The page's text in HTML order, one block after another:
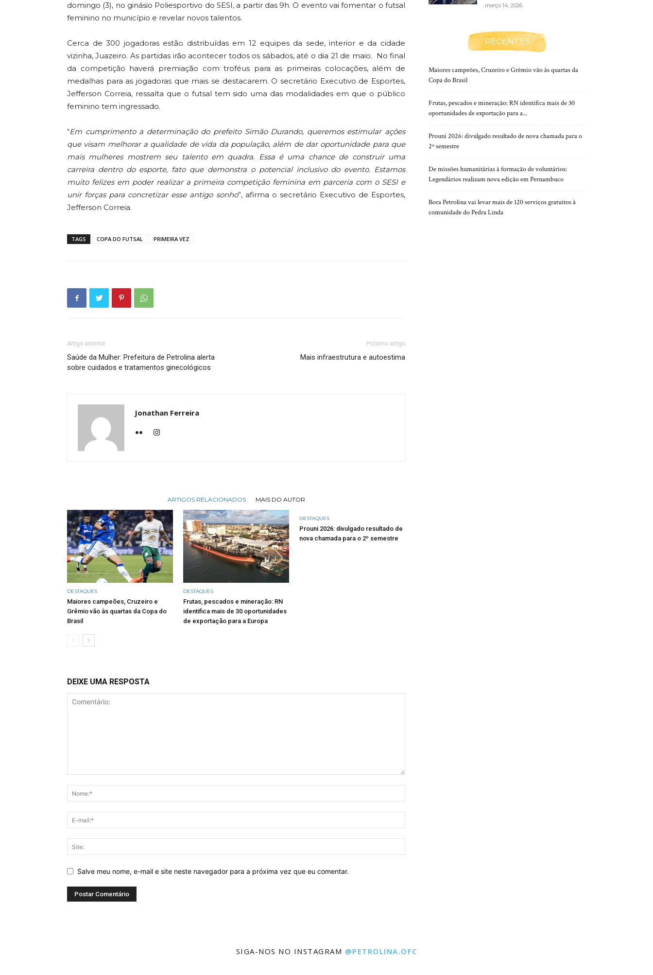
domingo (3), no ginásio Poliesportivo do SESI, a partir das 9h. O evento vai fomentar o futsal
feminino no município e revelar novos talentos.
Cerca de 300 jogadoras estão distribuídas em 12 equipes da sede, interior e da cidade
vizinha, Juazeiro. As partidas irão acontecer todos os sábados, até o dia 21 de maio. No final
da competição haverá premiação com troféus para as primeiras colocações, além de
medalhas para as jogadoras que mais se destacarem. O secretário Executivo de Esportes,
Jefferson Correia, ressalta que o futsal tem sido uma das modalidades em que o público
feminino tem ingressado.
“Em cumprimento a determinação do prefeito Simão Durando, queremos estimular ações
que visam melhorar a qualidade de vida da população, além de dar oportunidade para que
mais mulheres mostrem seu talento em quadra. Essa é uma chance de construir uma
carreira dentro do esporte, fato que demonstra o potencial inclusivo do evento. Estamos
muito felizes em poder realizar a primeira competição feminina em parceria com o SESI e
unir forças para concretizar esse antigo sonho”, afirma o secretário Executivo de Esportes,
Jefferson Correia.
TAGS COPA DO FUTSAL PRIMEIRA VEZ
Artigo anterior
Saúde da Mulher: Prefeitura de Petrolina alerta
sobre cuidados e tratamentos ginecológicos
Próximo artigo
Mais infraestrutura e autoestima
Jonathan Ferreira
ARTIGOS RELACIONADOS MAIS DO AUTOR
DESTAQUES
Maiores campeões, Cruzeiro e
Grêmio vão às quartas da Copa do
Brasil
DESTAQUES
Frutas, pescados e mineração: RN
identifica mais de 30 oportunidades
de exportação para a Europa
DESTAQUES
Prouni 2026: divulgado resultado de
nova chamada para o 2º semestre
DEIXE UMA RESPOSTA
Salve meu nome, e-mail e site neste navegador para a próxima vez que eu comentar.
março 14, 2026
RECENTES
Maiores campeões, Cruzeiro e Grêmio vão às quartas da
Copa do Brasil
Frutas, pescados e mineração: RN identifica mais de 30
oportunidades de exportação para a...
Prouni 2026: divulgado resultado de nova chamada para o
2º semestre
De missões humanitárias à formação de voluntários:
Legendários realizam nova edição em Pernambuco
Bora Petrolina vai levar mais de 120 serviços gratuitos à
comunidade do Pedra Linda
SIGA-NOS NO INSTAGRAM @PETROLINA.OFC